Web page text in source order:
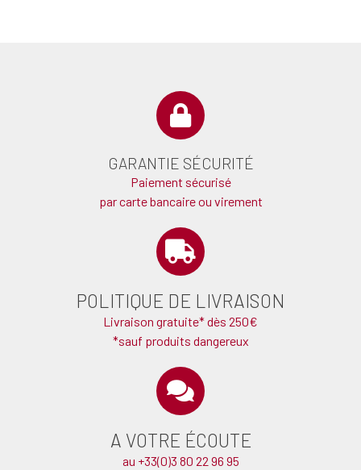
GARANTIE SÉCURITÉ
Paiement sécurisé
par carte bancaire ou virement
POLITIQUE DE LIVRAISON
Livraison gratuite* dès 250€
*sauf produits dangereux
A VOTRE ÉCOUTE
au +33(0)3 80 22 96 95